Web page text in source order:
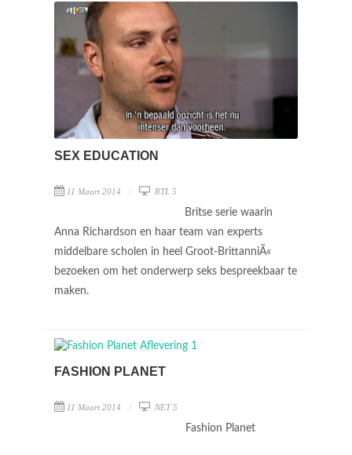
SEX EDUCATION
11 Maart 2014 RTL 5
Britse serie waarin
Anna Richardson en haar team van experts
middelbare scholen in heel Groot-BrittanniÃ«
bezoeken om het onderwerp seks bespreekbaar te
maken.
FASHION PLANET
11 Maart 2014 NET 5
Fashion Planet